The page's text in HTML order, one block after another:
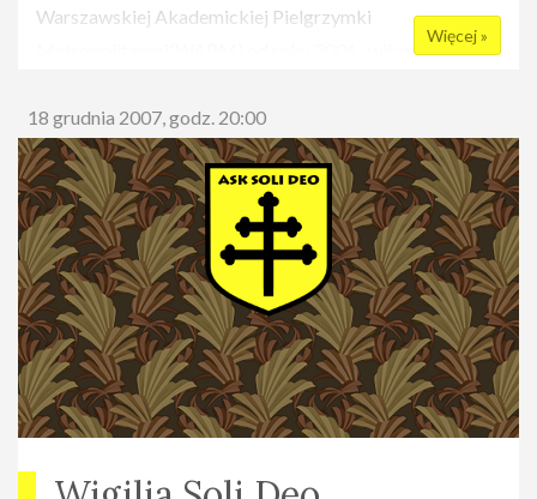
Warszawskiej Akademickiej Pielgrzymki
Metropolitarnej(WAPM) od roku 2006 , wikariusz
jest bardzo radosnym i pełnym energi księdzem :).
Więcej »
18 grudnia 2007, godz. 20:00